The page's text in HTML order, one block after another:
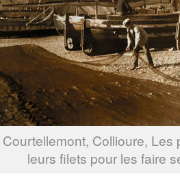
Collioure, Les
leurs filets pour les faire